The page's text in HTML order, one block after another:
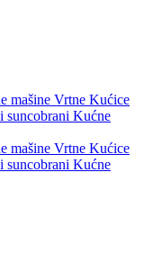
mašine Vrtne Kućice
suncobrani Kućne
mašine Vrtne Kućice
suncobrani Kućne